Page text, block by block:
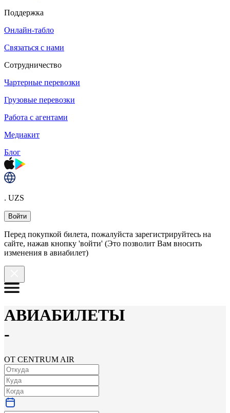
Поддержка
Онлайн-табло
Связаться с нами
Сотрудничество
Чартерные перевозки
Грузовые перевозки
Работа с агентами
Медиакит
Блог
. UZS
Войти
Перед покупкой билета, пожалуйста зарегистрируйтесь на
сайте, нажав кнопку 'войти' (Это позволит Вам вносить
изменения в авиабилет)
АВИАБИЛЕТЫ
-
ОТ CENTRUM AIR